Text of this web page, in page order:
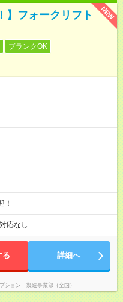
NEW
】フォークリフト
ブランクOK
！
応なし
る 詳細へ
ション 製造事業部（全国）